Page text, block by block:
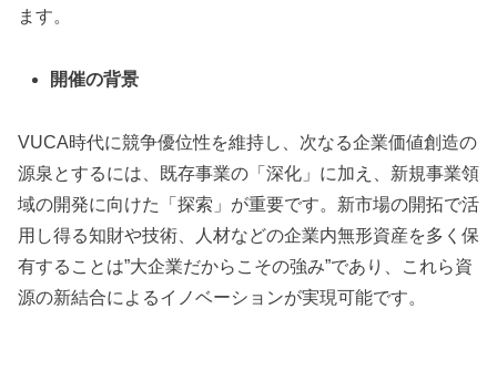
ます。
開催の背景
VUCA時代に競争優位性を維持し、次なる企業価値創造の
源泉とするには、既存事業の「深化」に加え、新規事業領
域の開発に向けた「探索」が重要です。新市場の開拓で活
用し得る知財や技術、人材などの企業内無形資産を多く保
有することは”大企業だからこその強み”であり、これら資
源の新結合によるイノベーションが実現可能です。